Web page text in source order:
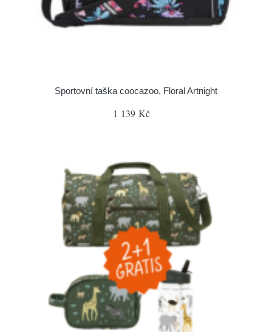
Sportovní taška coocazoo, Floral Artnight
1 139 Kč